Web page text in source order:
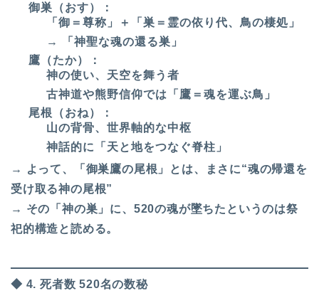
御巣（おす）：
「御＝尊称」＋「巣＝霊の依り代、鳥の棲処」
→ 「神聖な魂の還る巣」
鷹（たか）：
神の使い、天空を舞う者
古神道や熊野信仰では「鷹＝魂を運ぶ鳥」
尾根（おね）：
山の背骨、世界軸的な中枢
神話的に「天と地をつなぐ脊柱」
→ よって、「御巣鷹の尾根」とは、まさに“魂の帰還を
受け取る神の尾根”
→ その「神の巣」に、520の魂が墜ちたというのは祭
祀的構造と読める。
◆ 4. 死者数 520名の数秘